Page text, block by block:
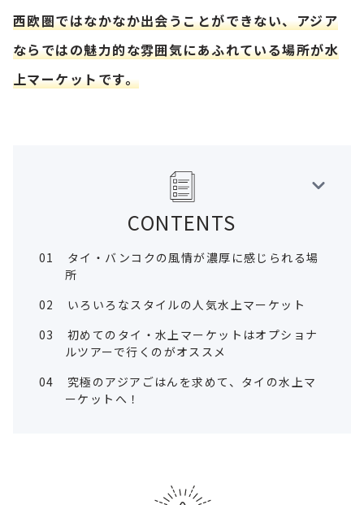
西欧圏ではなかなか出会うことができない、アジア
ならではの魅力的な雰囲気にあふれている場所が水
上マーケットです。
CONTENTS
01
タイ・バンコクの風情が濃厚に感じられる場
所
02
いろいろなスタイルの人気水上マーケット
03
初めてのタイ・水上マーケットはオプショナ
ルツアーで行くのがオススメ
04
究極のアジアごはんを求めて、タイの水上マ
ーケットへ！